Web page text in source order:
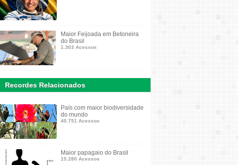
Maior Feijoada em Betoneira
do Brasil
1.303 Acessos
Recordes Relacionados
País com maior biodiversidade
do mundo
40.751 Acessos
Maior papagaio do Brasil
15.280 Acessos